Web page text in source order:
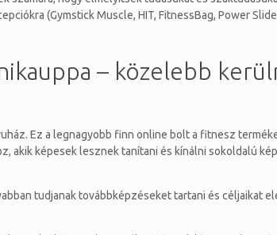
(Gymstick Muscle, HIT, FitnessBag, Power
– közelebb
Ez a legnagyobb finn online bolt a fitnesz
akik képesek lesznek tanítani és kínálni sokoldalú
tudjanak továbbképzéseket tartani és céljaikat